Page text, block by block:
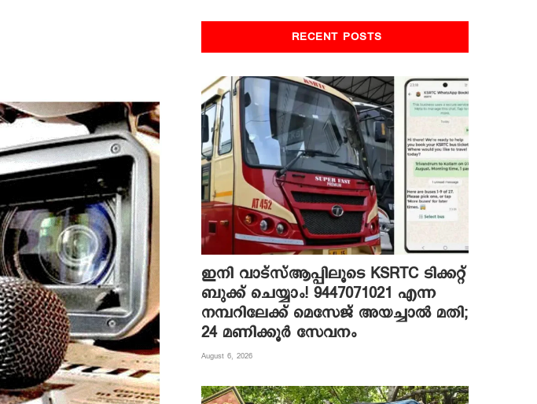
RECENT POSTS
ഇനി വാട്‌സ്ആപ്പിലൂടെ KSRTC ടിക്കറ്റ്
ബുക്ക് ചെയ്യാം! 9447071021 എന്ന
നമ്പറിലേക്ക് മെസേജ് അയച്ചാൽ മതി;
24 മണിക്കൂർ സേവനം
August 6, 2026